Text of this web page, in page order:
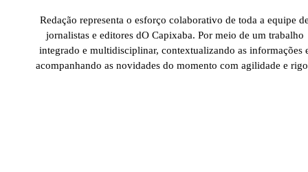
Redação representa o esforço colaborativo de toda a equipe
jornalistas e editores dO Capixaba. Por meio de um trabalho
integrado e multidisciplinar, contextualizando as informações
acompanhando as novidades do momento com agilidade e